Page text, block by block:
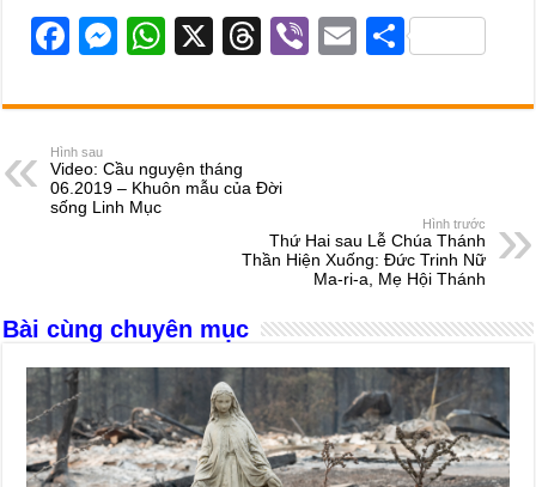
F
c
e
b
o
M
ss
n
g
W
at
A
X
T
e
d
s
Vi
er
E
ail
S
ar
Hình sau
Video: Cầu nguyện tháng
06.2019 – Khuôn mẫu của Đời
sống Linh Mục
Hình trước
Thứ Hai sau Lễ Chúa Thánh
Thần Hiện Xuống: Đức Trinh Nữ
Ma-ri-a, Mẹ Hội Thánh
Bài cùng chuyên mục